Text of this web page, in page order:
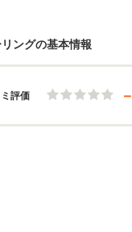
ングの基本情報
評価 －